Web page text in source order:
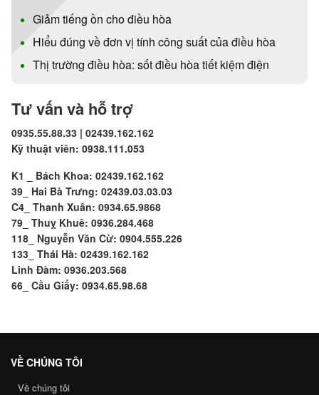
Giảm tiếng ồn cho điều hòa
Hiểu đúng về đơn vị tính công suất của điều hòa
Thị trường điều hòa: sốt điều hòa tiết kiệm điện
Tư vấn và hỗ trợ
0935.55.88.33 | 02439.162.162
Kỹ thuật viên: 0938.111.053
K1 _ Bách Khoa: 02439.162.162
39_ Hai Bà Trưng: 02439.03.03.03
C4_ Thanh Xuân: 0934.65.9868
79_ Thuỵ Khuê: 0936.284.468
118_ Nguyễn Văn Cừ: 0904.555.226
133_ Thái Hà: 02439.162.162
Linh Đàm: 0936.203.568
66_ Cầu Giấy: 0934.65.98.68
VỀ CHÚNG TÔI
Về chúng tôi